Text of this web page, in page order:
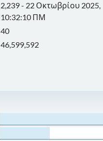
2,239 - 22 Οκτωβρίου 2025,
10:32:10 ΠΜ
40
46,599,592